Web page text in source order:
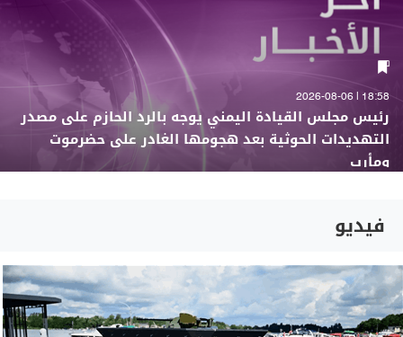
18:58 | 2026-08-06
رئيس مجلس القيادة اليمني يوجه بالرد الحازم على مصدر
التهديدات الحوثية بعد هجومها الغادر على حضرموت
ومأرب
فيديو